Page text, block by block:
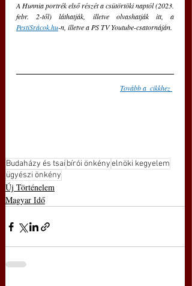
A Hunnia portrék első részét a csütörtöki naptól (2023.
PestiSrácok.hu-n, illetve a PS TV Youtube-csatornáján.
Tovább a  cikkhez
Budaházy és tsai bírói önkényelnöki kegyelem
ügyészi önkény
Új Történelem
Magyar Idő